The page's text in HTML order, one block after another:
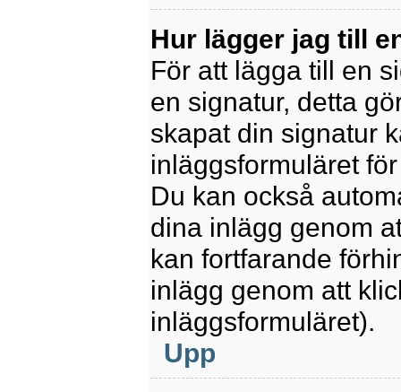
Hur lägger jag till
För att lägga till en
en signatur, detta
skapat din signatur
inläggsformuläret
Du kan också
dina inlägg genom
kan fortfarande
inlägg genom att
inläggsformuläret).
Upp